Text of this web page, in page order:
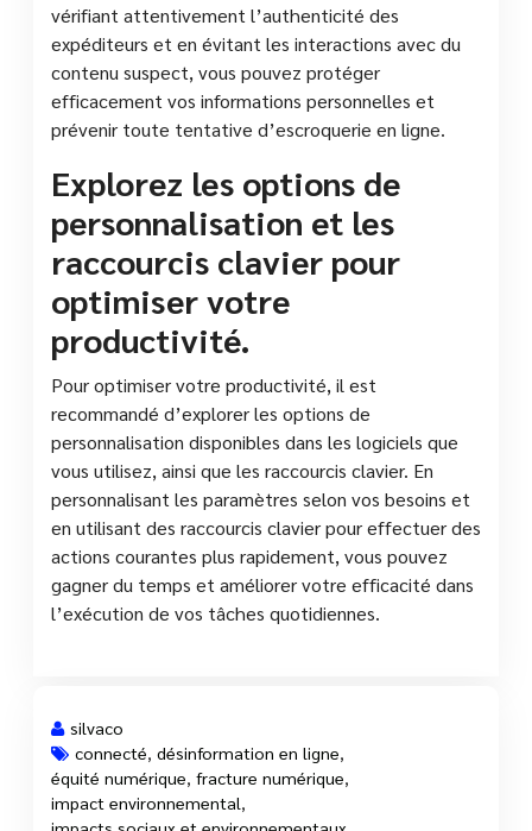
vérifiant attentivement l’authenticité des
expéditeurs et en évitant les interactions avec du
contenu suspect, vous pouvez protéger
efficacement vos informations personnelles et
prévenir toute tentative d’escroquerie en ligne.
Explorez les options de
personnalisation et les
raccourcis clavier pour
optimiser votre
productivité.
Pour optimiser votre productivité, il est
recommandé d’explorer les options de
personnalisation disponibles dans les logiciels que
vous utilisez, ainsi que les raccourcis clavier. En
personnalisant les paramètres selon vos besoins et
en utilisant des raccourcis clavier pour effectuer des
actions courantes plus rapidement, vous pouvez
gagner du temps et améliorer votre efficacité dans
l’exécution de vos tâches quotidiennes.
4 Août, 2026
silvaco
connecté, désinformation en ligne,
équité numérique, fracture numérique,
impact environnemental,